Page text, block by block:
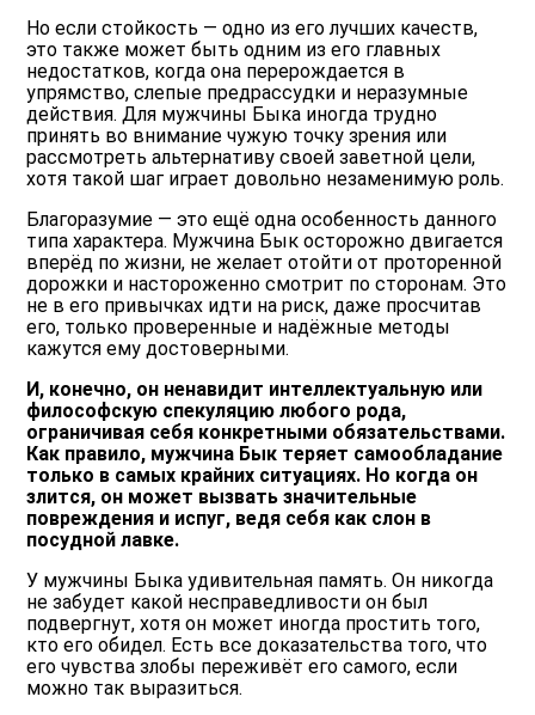
Но если стойкость — одно из его лучших качеств,
это также может быть одним из его главных
недостатков, когда она перерождается в
упрямство, слепые предрассудки и неразумные
действия. Для мужчины Быка иногда трудно
принять во внимание чужую точку зрения или
рассмотреть альтернативу своей заветной цели,
хотя такой шаг играет довольно незаменимую роль.
Благоразумие — это ещё одна особенность данного
типа характера. Мужчина Бык осторожно двигается
вперёд по жизни, не желает отойти от проторенной
дорожки и настороженно смотрит по сторонам. Это
не в его привычках идти на риск, даже просчитав
его, только проверенные и надёжные методы
кажутся ему достоверными.
И, конечно, он ненавидит интеллектуальную или
философскую спекуляцию любого рода,
ограничивая себя конкретными обязательствами.
Как правило, мужчина Бык теряет самообладание
только в самых крайних ситуациях. Но когда он
злится, он может вызвать значительные
повреждения и испуг, ведя себя как слон в
посудной лавке.
У мужчины Быка удивительная память. Он никогда
не забудет какой несправедливости он был
подвергнут, хотя он может иногда простить того,
кто его обидел. Есть все доказательства того, что
его чувства злобы переживёт его самого, если
можно так выразиться.